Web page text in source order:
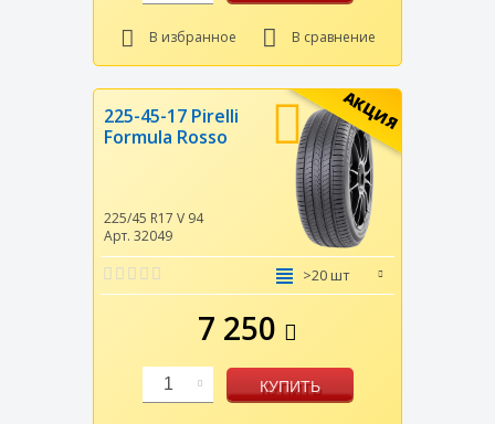
В избранное В сравнение
АКЦИЯ
225-45-17 Pirelli
Formula Rosso
225/45 R17 V 94
Арт. 32049
>20 шт
7 250
1 КУПИТЬ